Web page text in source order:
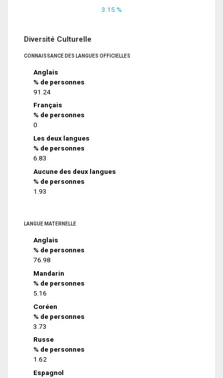
3.15 %
Diversité Culturelle
CONNAISSANCE DES LANGUES OFFICIELLES
Anglais
% de personnes
91.24
Français
% de personnes
0
Les deux langues
% de personnes
6.83
Aucune des deux langues
% de personnes
1.93
LANGUE MATERNELLE
Anglais
% de personnes
76.98
Mandarin
% de personnes
5.16
Coréen
% de personnes
3.73
Russe
% de personnes
1.62
Espagnol